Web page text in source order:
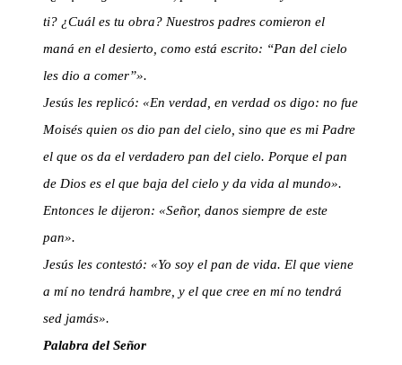
ti? ¿Cuál es tu obra? Nuestros padres comieron el
maná en el desierto, como está escrito: “Pan del cielo
les dio a comer”».
Jesús les replicó: «En verdad, en verdad os digo: no fue
Moisés quien os dio pan del cielo, sino que es mi Padre
el que os da el verdadero pan del cielo. Porque el pan
de Dios es el que baja del cielo y da vida al mundo».
Entonces le dijeron: «Señor, danos siempre de este
pan».
Jesús les contestó: «Yo soy el pan de vida. El que viene
a mí no tendrá hambre, y el que cree en mí no tendrá
sed jamás».
Palabra del Señor